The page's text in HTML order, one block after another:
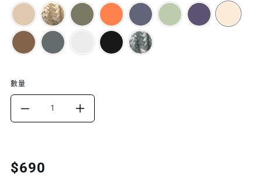
特
色
Translation
missing:
$690
數量
DECREASE
FOR
INCREASE